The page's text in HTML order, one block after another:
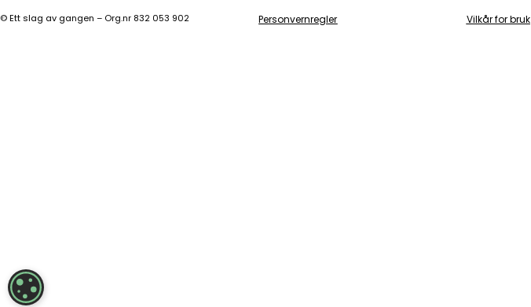
©Ett slag av gangen – Org.nr 832 053 902 Personvernregler Vilkår for bruk